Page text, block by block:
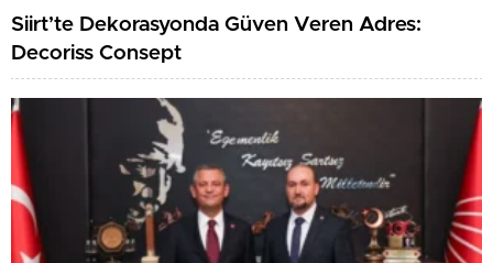
Siirt’te Dekorasyonda Güven Veren Adres:
Decoriss Consept